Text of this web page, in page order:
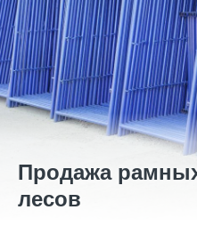
Продажа
лесов